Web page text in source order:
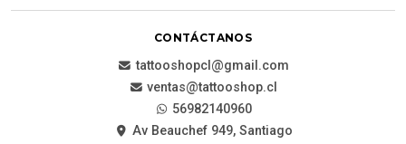
CONTÁCTANOS
tattooshopcl@gmail.com
ventas@tattooshop.cl
56982140960
Av Beauchef 949, Santiago